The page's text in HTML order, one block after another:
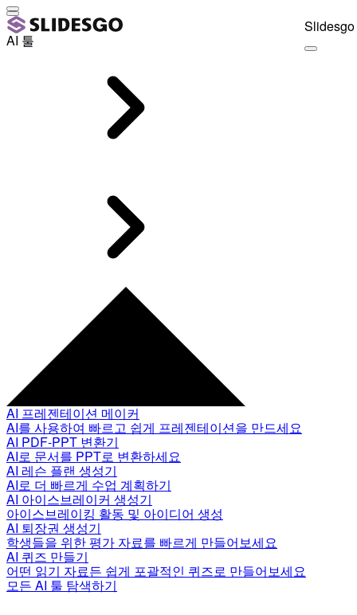
AI 툴
AI 프레젠테이션 메이커
AI를 사용하여 빠르고 쉽게 프레젠테이션을 만드세요
AI PDF-PPT 변환기
AI로 문서를 PPT로 변환하세요
AI 레슨 플랜 생성기
AI로 더 빠르게 수업 계획하기
AI 아이스브레이커 생성기
아이스브레이킹 활동 및 아이디어 생성
AI 퇴장권 생성기
학생들을 위한 평가 자료를 빠르게 만들어보세요
AI 퀴즈 만들기
어떤 읽기 자료든 쉽게 포괄적인 퀴즈로 만들어보세요
모든 AI 툴 탐색하기